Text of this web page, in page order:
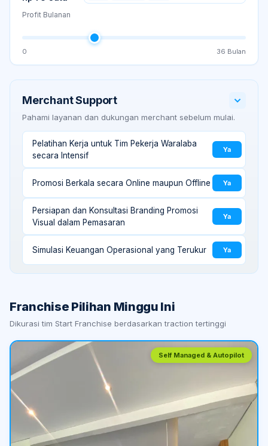
Profit Bulanan
0 36 Bulan
Merchant Support
Pahami layanan dan dukungan merchant sebelum mulai.
Pelatihan Kerja untuk Tim Pekerja Waralaba
secara Intensif
Ya
Promosi Berkala secara Online maupun Offline Ya
Persiapan dan Konsultasi Branding Promosi
Visual dalam Pemasaran
Ya
Simulasi Keuangan Operasional yang Terukur Ya
Franchise Pilihan Minggu Ini
Dikurasi tim Start Franchise berdasarkan traction tertinggi
Self Managed & Autopilot